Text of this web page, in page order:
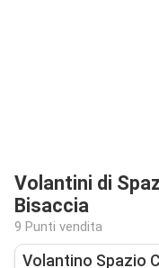
Volantini di
Bisaccia
9 Punti vendita
Volantino Spazio